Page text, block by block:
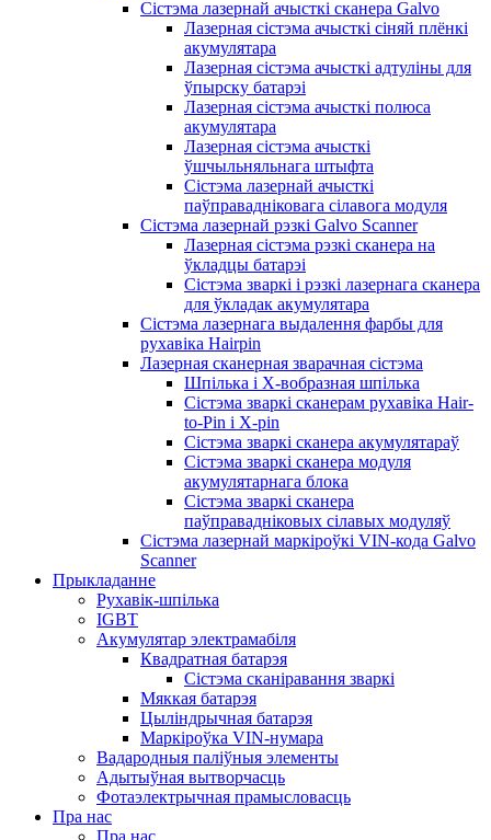
Сістэма лазернай ачысткі сканера Galvo
Лазерная сістэма ачысткі сіняй плёнкі
акумулятара
Лазерная сістэма ачысткі адтуліны для
ўпырску батарэі
Лазерная сістэма ачысткі полюса
акумулятара
Лазерная сістэма ачысткі
ўшчыльняльнага штыфта
Сістэма лазернай ачысткі
паўправадніковага сілавога модуля
Сістэма лазернай рэзкі Galvo Scanner
Лазерная сістэма рэзкі сканера на
ўкладцы батарэі
Сістэма зваркі і рэзкі лазернага сканера
для ўкладак акумулятара
Сістэма лазернага выдалення фарбы для
рухавіка Hairpin
Лазерная сканерная зварачная сістэма
Шпілька і X-вобразная шпілька
Сістэма зваркі сканерам рухавіка Hair-
to-Pin і X-pin
Сістэма зваркі сканера акумулятараў
Сістэма зваркі сканера модуля
акумулятарнага блока
Сістэма зваркі сканера
паўправадніковых сілавых модуляў
Сістэма лазернай маркіроўкі VIN-кода Galvo
Scanner
Прыкладанне
Рухавік-шпілька
IGBT
Акумулятар электрамабіля
Квадратная батарэя
Сістэма сканіравання зваркі
Мяккая батарэя
Цыліндрычная батарэя
Маркіроўка VIN-нумара
Вадародныя паліўныя элементы
Адытыўная вытворчасць
Фотаэлектрычная прамысловасць
Пра нас
Пра нас